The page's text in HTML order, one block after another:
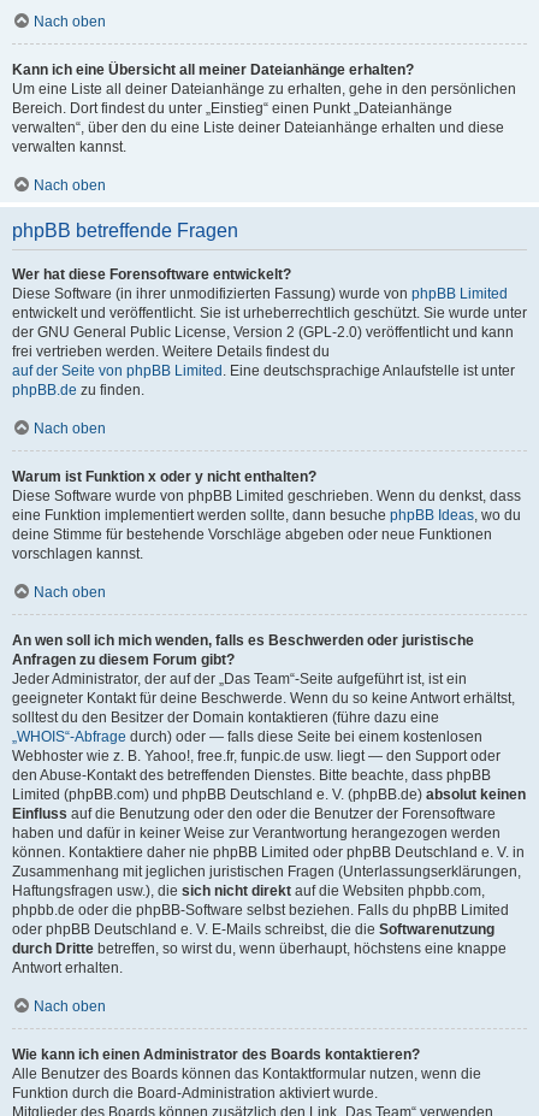
Nach oben
Kann ich eine Übersicht all meiner Dateianhänge erhalten?
Um eine Liste all deiner Dateianhänge zu erhalten, gehe in den persönlichen
Bereich. Dort findest du unter „Einstieg“ einen Punkt „Dateianhänge
verwalten“, über den du eine Liste deiner Dateianhänge erhalten und diese
verwalten kannst.
Nach oben
phpBB betreffende Fragen
Wer hat diese Forensoftware entwickelt?
Diese Software (in ihrer unmodifizierten Fassung) wurde von phpBB Limited
entwickelt und veröffentlicht. Sie ist urheberrechtlich geschützt. Sie wurde unter
der GNU General Public License, Version 2 (GPL-2.0) veröffentlicht und kann
frei vertrieben werden. Weitere Details findest du
auf der Seite von phpBB Limited . Eine deutschsprachige Anlaufstelle ist unter
phpBB.de zu finden.
Nach oben
Warum ist Funktion x oder y nicht enthalten?
Diese Software wurde von phpBB Limited geschrieben. Wenn du denkst, dass
eine Funktion implementiert werden sollte, dann besuche phpBB Ideas, wo du
deine Stimme für bestehende Vorschläge abgeben oder neue Funktionen
vorschlagen kannst.
Nach oben
An wen soll ich mich wenden, falls es Beschwerden oder juristische
Anfragen zu diesem Forum gibt?
Jeder Administrator, der auf der „Das Team“-Seite aufgeführt ist, ist ein
geeigneter Kontakt für deine Beschwerde. Wenn du so keine Antwort erhältst,
solltest du den Besitzer der Domain kontaktieren (führe dazu eine
„WHOIS“-Abfrage durch) oder — falls diese Seite bei einem kostenlosen
Webhoster wie z. B. Yahoo!, free.fr, funpic.de usw. liegt — den Support oder
den Abuse-Kontakt des betreffenden Dienstes. Bitte beachte, dass phpBB
Limited (phpBB.com) und phpBB Deutschland e. V. (phpBB.de) absolut keinen
Einfluss auf die Benutzung oder den oder die Benutzer der Forensoftware
haben und dafür in keiner Weise zur Verantwortung herangezogen werden
können. Kontaktiere daher nie phpBB Limited oder phpBB Deutschland e. V. in
Zusammenhang mit jeglichen juristischen Fragen (Unterlassungserklärungen,
Haftungsfragen usw.), die sich nicht direkt auf die Websiten phpbb.com,
phpbb.de oder die phpBB-Software selbst beziehen. Falls du phpBB Limited
oder phpBB Deutschland e. V. E-Mails schreibst, die die Softwarenutzung
durch Dritte betreffen, so wirst du, wenn überhaupt, höchstens eine knappe
Antwort erhalten.
Nach oben
Wie kann ich einen Administrator des Boards kontaktieren?
Alle Benutzer des Boards können das Kontaktformular nutzen, wenn die
Funktion durch die Board-Administration aktiviert wurde.
Mitglieder des Boards können zusätzlich den Link „Das Team“ verwenden.